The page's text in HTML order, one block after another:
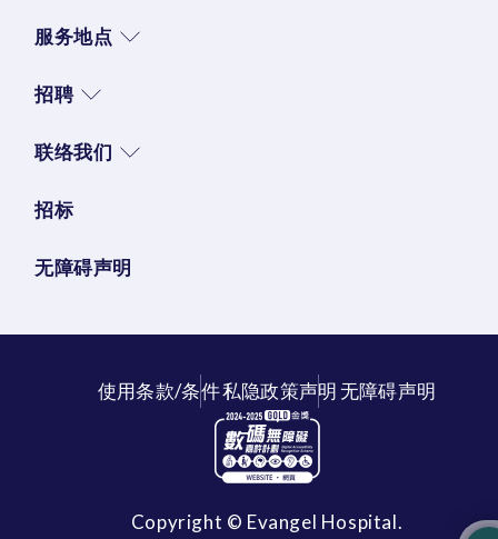
服务地点
招聘
联络我们
招标
无障碍声明
使用条款/条件私隐政策声明无障碍声明
Copyright © Evangel Hospital.